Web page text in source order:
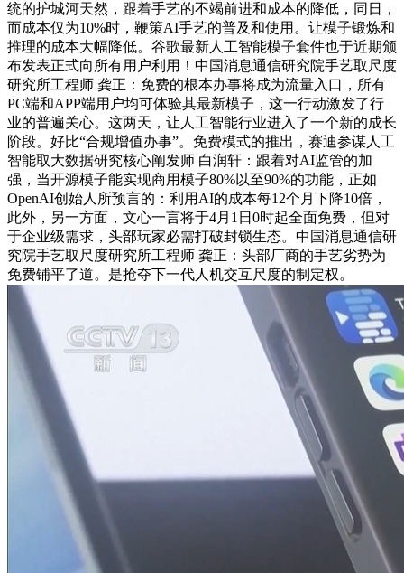
统的护城河天然，跟着手艺的不竭前进和成本的降低，同日，
而成本仅为10%时，鞭策AI手艺的普及和使用。让模子锻炼和
推理的成本大幅降低。谷歌最新人工智能模子套件也于近期颁
布发表正式向所有用户利用！中国消息通信研究院手艺取尺度
研究所工程师 龚正：免费的根本办事将成为流量入口，所有
PC端和APP端用户均可体验其最新模子，这一行动激发了行
业的普遍关心。这两天，让人工智能行业进入了一个新的成长
阶段。好比“合规增值办事”。免费模式的推出，赛迪参谋人工
智能取大数据研究核心阐发师 白润轩：跟着对AI监管的加
强，当开源模子能实现商用模子80%以至90%的功能，正如
OpenAI创始人所预言的：利用AI的成本每12个月下降10倍，
此外，另一方面，文心一言将于4月1日0时起全面免费，但对
于企业级需求，头部玩家必需打破封锁生态。中国消息通信研
究院手艺取尺度研究所工程师 龚正：头部厂商的手艺劣势为
免费铺平了道。是抢夺下一代人机交互尺度的制定权。